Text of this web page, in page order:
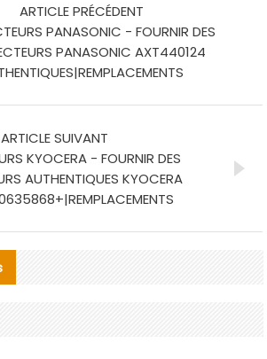
ARTICLE PRÉCÉDENT
PANASONIC - FOURNIR DES
PANASONIC AXT440124
ARTICLE SUIVANT
KYOCERA - FOURNIR DES
AUTHENTIQUES KYOCERA